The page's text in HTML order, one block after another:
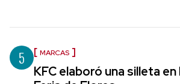
5 MARCAS
KFC elaboró una silleta en